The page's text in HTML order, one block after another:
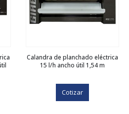
Calandra de planchado eléctrica
15 l/h ancho útil 1,54 m
Cotizar